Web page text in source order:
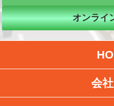
オンライ
会